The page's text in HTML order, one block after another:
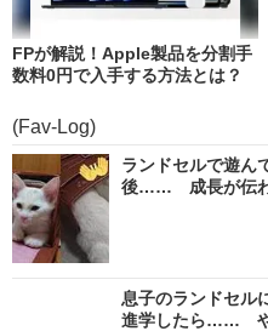
FPが解説！Apple製品を分割手
数料0円で入手する方法とは？
(Fav-Log)
ランドセルで遊ん
後…… 成長が伝わ
息子のランドセル
進学したら…… や